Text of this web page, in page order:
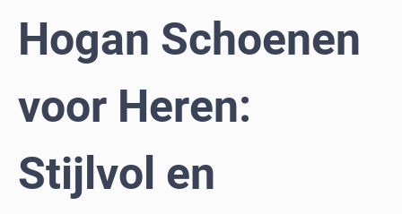
Hogan Schoenen
voor Heren:
Stijlvol en